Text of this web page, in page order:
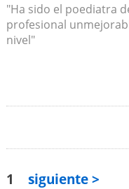
"Ha sido el poediatra
profesional
nivel"
1 siguiente >